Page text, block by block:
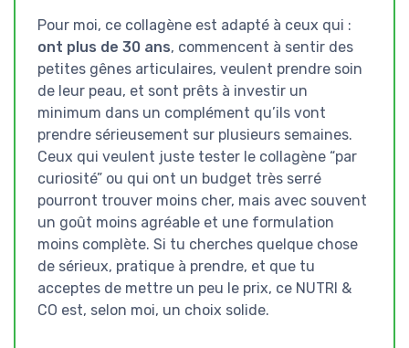
Pour moi, ce collagène est adapté à ceux qui :
ont plus de 30 ans, commencent à sentir des
petites gênes articulaires, veulent prendre soin
de leur peau, et sont prêts à investir un
minimum dans un complément qu’ils vont
prendre sérieusement sur plusieurs semaines.
Ceux qui veulent juste tester le collagène “par
curiosité” ou qui ont un budget très serré
pourront trouver moins cher, mais avec souvent
un goût moins agréable et une formulation
moins complète. Si tu cherches quelque chose
de sérieux, pratique à prendre, et que tu
acceptes de mettre un peu le prix, ce NUTRI &
CO est, selon moi, un choix solide.